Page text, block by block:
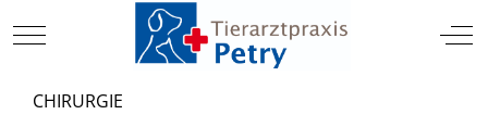
Mobile Menu Toggle
CHIRURGIE